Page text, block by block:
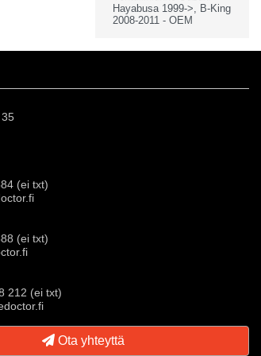
Hayabusa 1999->, B-King
2008-2011 - OEM
(ei txt)
(ei txt)
212 (ei txt)
Ota yhteyttä